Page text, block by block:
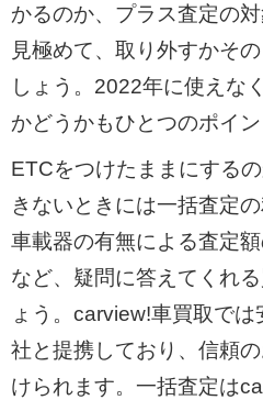
かるのか、プラス査定の
見極めて、取り外すかそ
しょう。2022年に使えな
かどうかもひとつのポイン
ETCをつけたままにする
きないときには一括査定
車載器の有無による査定
など、疑問に答えてくれ
ょう。carview!車買取で
社と提携しており、信頼
けられます。一括査定は